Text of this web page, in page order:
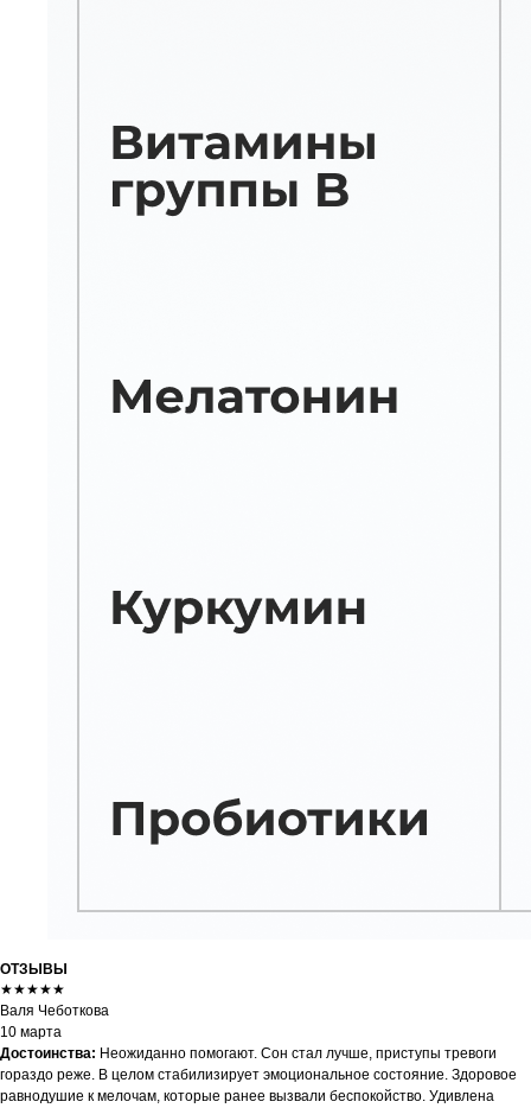
ОТЗЫВЫ
★★★★★
Валя Чеботкова
10 марта
Достоинства: Неожиданно помогают. Сон стал лучше, приступы тревоги
гораздо реже. В целом стабилизирует эмоциональное состояние. Здоровое
равнодушие к мелочам, которые ранее вызвали беспокойство. Удивлена